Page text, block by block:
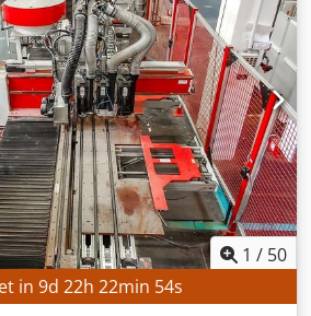
1 / 50
in 9d 22h 22min 52s